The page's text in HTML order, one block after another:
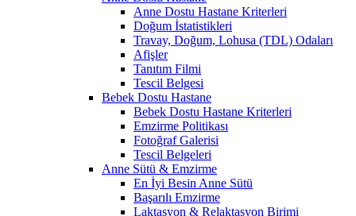
Anne Dostu Hastane Kriterleri
Doğum İstatistikleri
Travay, Doğum, Lohusa (TDL) Odaları
Afişler
Tanıtım Filmi
Tescil Belgesi
Bebek Dostu Hastane
Bebek Dostu Hastane Kriterleri
Emzirme Politikası
Fotoğraf Galerisi
Tescil Belgeleri
Anne Sütü & Emzirme
En İyi Besin Anne Sütü
Başarılı Emzirme
Laktasyon & Relaktasyon Birimi